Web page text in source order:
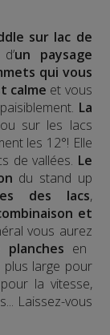
sur lac de
un paysage
qui vous
calme et vous
paisiblement. La
ou sur les lacs
les 12°! Elle
de vallées. Le
du stand up
des lacs,
et
vous aurez
en
plus large pour
la vitesse,
Laissez-vous